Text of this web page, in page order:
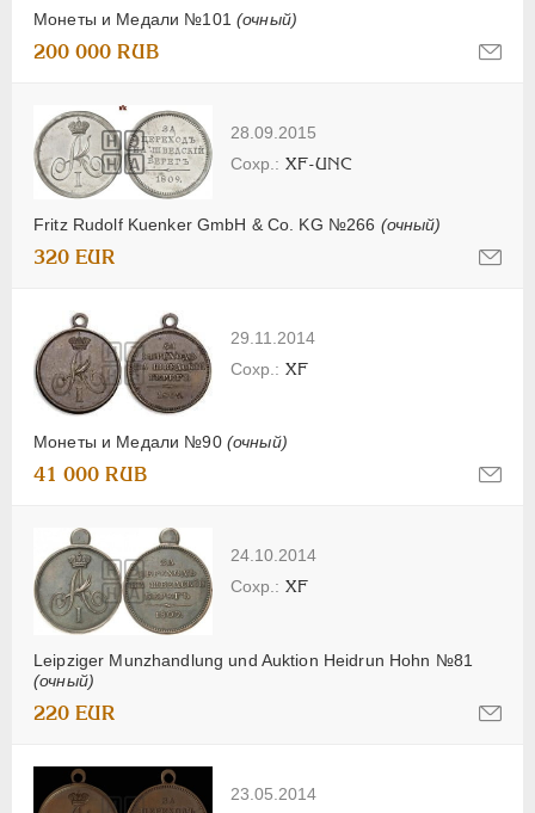
Монеты и Медали №101 (очный)
200 000 RUB
28.09.2015
Fritz Rudolf Kuenker GmbH & Co. KG №266 (очный)
XF-UNC
320 EUR
29.11.2014
Монеты и Медали №90 (очный)
XF
41 000 RUB
24.10.2014
Leipziger Munzhandlung und Auktion Heidrun Hohn №81
(очный)
XF
220 EUR
23.05.2014